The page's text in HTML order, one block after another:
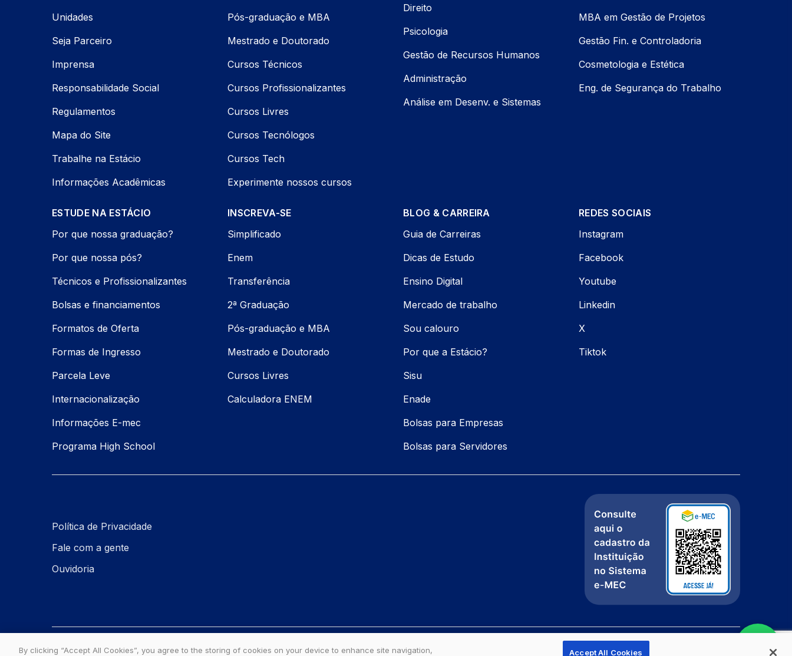
Unidades
Seja Parceiro
Imprensa
Responsabilidade Social
Regulamentos
Mapa do Site
Trabalhe na Estácio
Informações Acadêmicas
Pós-graduação e MBA
Mestrado e Doutorado
Cursos Técnicos
Cursos Profissionalizantes
Cursos Livres
Cursos Tecnólogos
Cursos Tech
Experimente nossos cursos
Direito
Psicologia
Gestão de Recursos Humanos
Administração
Análise em Desenv. e Sistemas
MBA em Gestão de Projetos
Gestão Fin. e Controladoria
Cosmetologia e Estética
Eng. de Segurança do Trabalho
ESTUDE NA ESTÁCIO
Por que nossa graduação?
Por que nossa pós?
Técnicos e Profissionalizantes
Bolsas e financiamentos
Formatos de Oferta
Formas de Ingresso
Parcela Leve
Internacionalização
Informações E-mec
Programa High School
INSCREVA-SE
Simplificado
Enem
Transferência
2ª Graduação
Pós-graduação e MBA
Mestrado e Doutorado
Cursos Livres
Calculadora ENEM
BLOG & CARREIRA
Guia de Carreiras
Dicas de Estudo
Ensino Digital
Mercado de trabalho
Sou calouro
Por que a Estácio?
Sisu
Enade
Bolsas para Empresas
Bolsas para Servidores
REDES SOCIAIS
Instagram
Facebook
Youtube
Linkedin
X
Tiktok
Política de Privacidade
Fale com a gente
Ouvidoria
Estácio - Todos os direitos reservados
By clicking “Accept All Cookies”, you agree to the storing of cookies on your device to enhance site navigation, Accept All Cookies